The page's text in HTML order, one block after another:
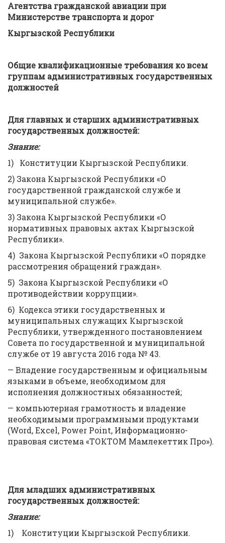
Агентства гражданской авиации при
Министерстве транспорта и дорог
Кыргызской Республики
Общие квалификационные требования ко всем
группам административных государственных
должностей
Для главных и старших административных
государственных должностей:
Знание:
1) Конституции Кыргызской Республики.
2) Закона Кыргызской Республики «О
государственной гражданской службе и
муниципальной службе».
3) Закона Кыргызской Республики «О
нормативных правовых актах Кыргызской
Республики».
4) Закона Кыргызской Республики «О порядке
рассмотрения обращений граждан».
5) Закона Кыргызской Республики «О
противодействии коррупции».
6) Кодекса этики государственных и
муниципальных служащих Кыргызской
Республики, утвержденного постановлением
Совета по государственной и муниципальной
службе от 19 августа 2016 года № 43.
— Владение государственным и официальным
языками в объеме, необходимом для
исполнения должностных обязанностей;
— компьютерная грамотность и владение
необходимыми программными продуктами
(Word, Excel, Power Point, Информационно-
правовая система «ТОКТОМ Мамлекеттик Про»).
Для младших административных
государственных должностей:
Знание:
1) Конституции Кыргызской Республики.